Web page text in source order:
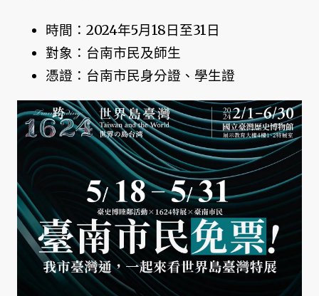
時間：2024年5月18日至31日
對象：台南市民及師生
憑證：台南市民身分證、學生證